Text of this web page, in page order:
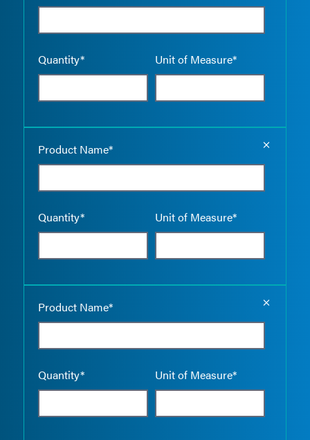
Quantity* Unit of Measure*
Product Name*
Quantity* Unit of Measure*
Product Name*
Quantity* Unit of Measure*